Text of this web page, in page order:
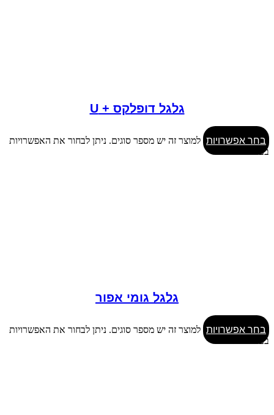
גלגל דופלקס + U
בחר אפשרויות למוצר זה יש מספר סוגים. ניתן לבחור את האפשרויות
בעמוד המוצר
גלגל גומי אפור
בחר אפשרויות למוצר זה יש מספר סוגים. ניתן לבחור את האפשרויות
בעמוד המוצר